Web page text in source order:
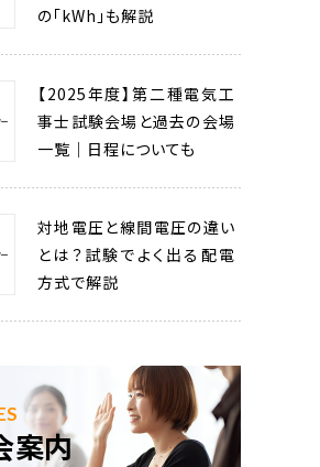
の「kWh」も解説
【2025年度】第二種電気工
事士試験会場と過去の会場
一覧｜日程についても
対地電圧と線間電圧の違い
とは？試験でよく出る配電
方式で解説
案内